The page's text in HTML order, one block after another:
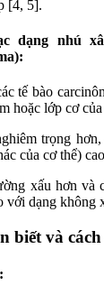
[4, 5].
dạng nhú
tế bào
hoặc lớp cơ
trọng
của cơ thể)
xấu hơn và
với dạng không
biết và